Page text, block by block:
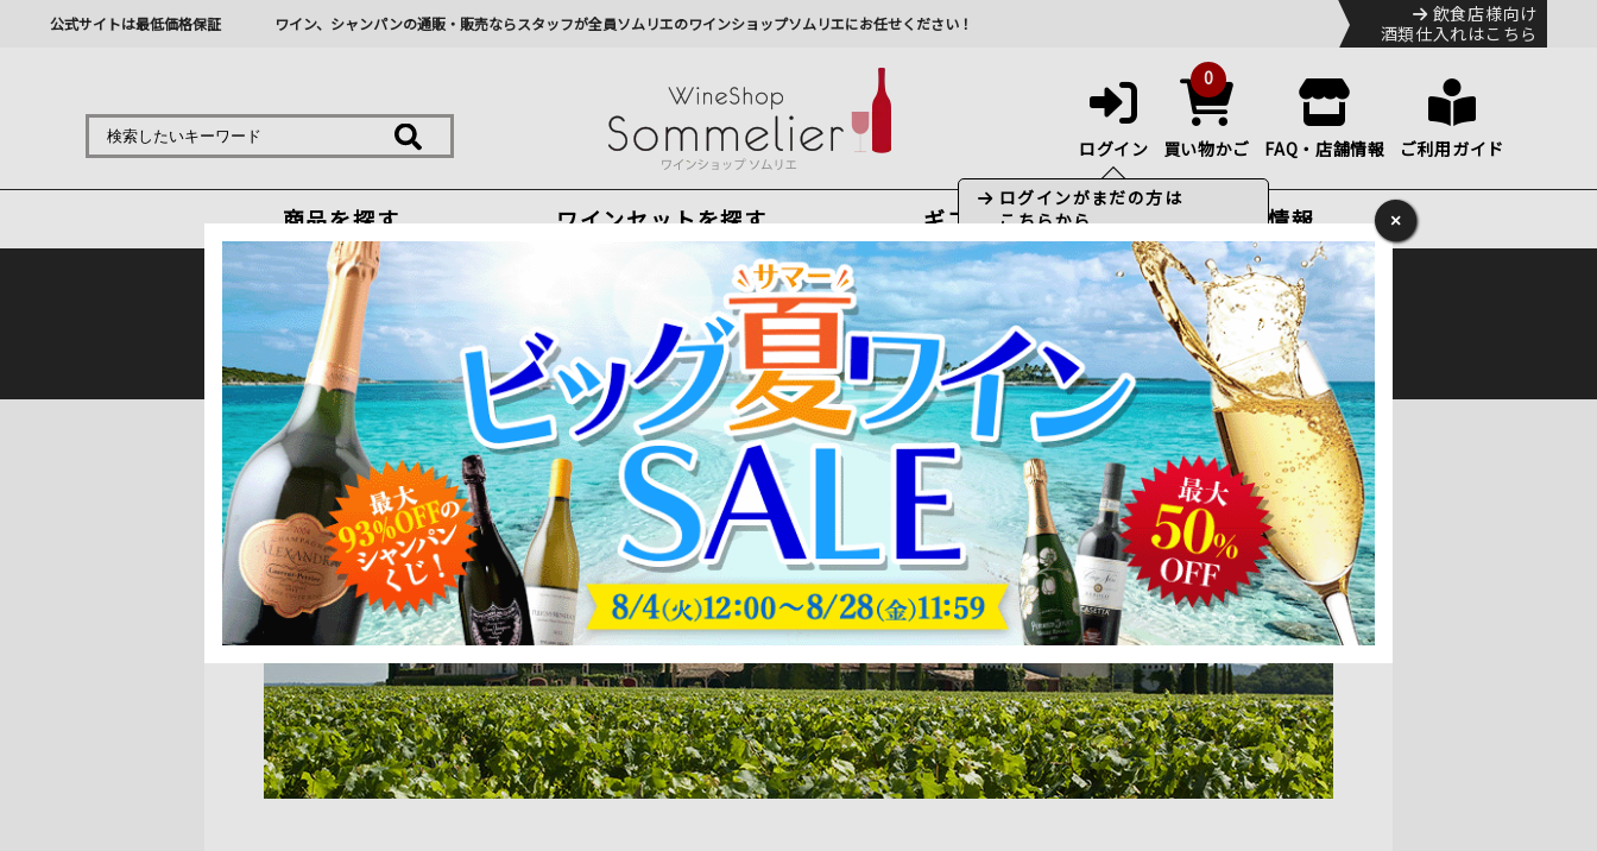
公式サイトは最低価格保証 ワイン、シャンパンの通販・販売ならスタッフが全員ソムリエのワインショップソムリエにお任せください！
飲食店様向け
酒類仕入れはこちら
ログイン
0
買い物かご FAQ・店舗情報 ご利用ガイド
商品を探す ワインセットを探す ギフト 特集・お得情報
今から注文で最短8月9日(日)出荷
最新の出荷スケジュールについてはこちらをクリック
熊本地震の影響により九州への配送に遅れが生じております。最新情報は佐川急便のHPをご確認下さい。
トップ ＞産地で探す ＞フランス ＞ ボルドーワイン
×